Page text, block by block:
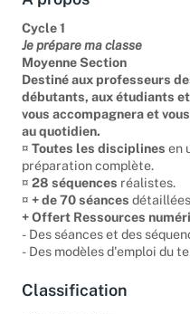
À propos
Cycle 1
Je prépare ma classe
Moyenne Section
Destiné aux professeurs
débutants, aux étudiants
vous accompagnera et
au quotidien.
¤Toutes les disciplines
en
préparation complète.
¤ 28 séquencesréalistes.
¤ + de 70 séancesdétaillées
+ Offert Ressources
- Des séances et des
- Des modèles d'emploi du
Classification